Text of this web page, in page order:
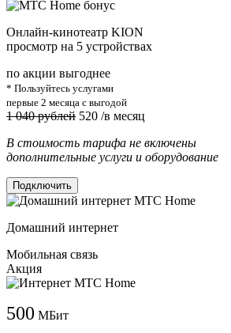
Онлайн-кинотеатр KION
просмотр на 5 устройствах
по акции выгоднее
* Пользуйтесь услугами
первые 2 месяца с выгодой
1 040 рублей 520 /в месяц
В стоимость тарифа не включены
дополнительные услуги и оборудование
Подключить
Домашний интернет
Мобильная связь
Акция
500 МБит